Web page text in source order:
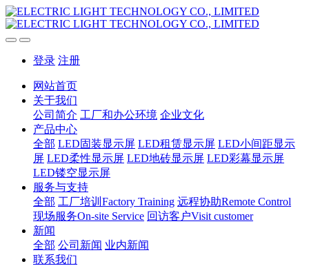
登录 注册
网站首页
关于我们
公司简介 工厂和办公环境 企业文化
产品中心
全部 LED固装显示屏 LED租赁显示屏 LED小间距显示
屏 LED柔性显示屏 LED地砖显示屏 LED彩幕显示屏
LED镂空显示屏
服务与支持
全部 工厂培训Factory Training 远程协助Remote Control
现场服务On-site Service 回访客户Visit customer
新闻
全部 公司新闻 业内新闻
联系我们